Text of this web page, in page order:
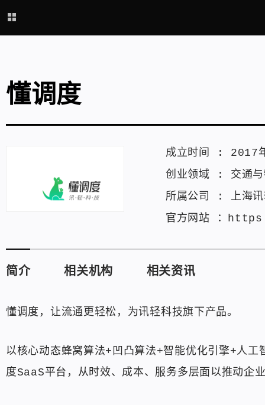
懂调度
成立时间 : 2017
创业领域 : 交通
所属公司 : 上海
官方网站 ：
简介 相关机构 相关资讯
懂调度，让流通更轻松，为讯轻科技旗下产品。
以核心动态蜂窝算法+凹凸算法+智能优化引擎+人
度SaaS平台，从时效、成本、服务多层面以推动企